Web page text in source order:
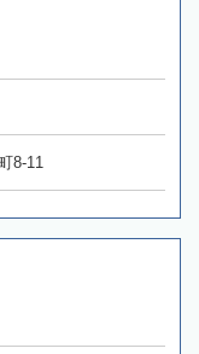
8‐11